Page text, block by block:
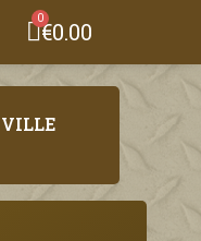
€0.00
VILLE